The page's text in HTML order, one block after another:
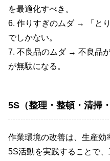
を最適化すべき。
6. 作りすぎのムダ → 「と
でしかない。
7. 不良品のムダ → 不良品
が無駄になる。
5S（整理・整頓・清掃
作業環境の改善は、生産効
5S活動を実践することで